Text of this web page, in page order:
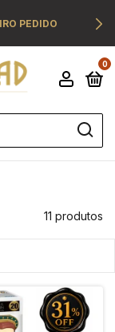
PEDIDO
0
11 produtos